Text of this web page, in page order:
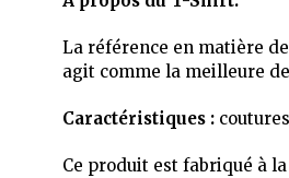
La référence en matière
agit comme la meilleure
Caractéristiques :
Ce produit est fabriqué à